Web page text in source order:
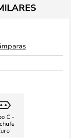
C -